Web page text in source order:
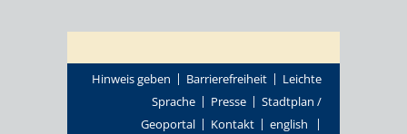
Hinweis geben Barrierefreiheit
Leichte
Sprache
Presse
Stadtplan /
Geoportal
Kontakt english